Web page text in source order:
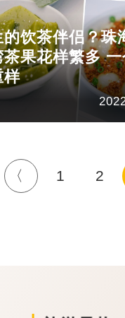
的饮茶伴侣？珠
茶果花样繁多
样
1 2